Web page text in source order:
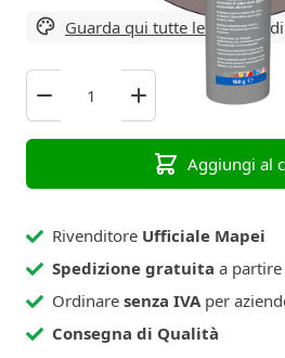
Guarda qui tutte le varianti
Aggiungi al
Rivenditore Ufficiale Mapei
Spedizione gratuita a
Ordinare senza IVA per
Consegna di Qualità